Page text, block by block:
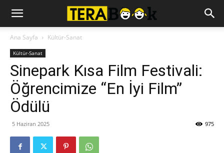
Ana Sayfa Kültür-Sanat
Kültür-Sanat
Sinepark Kısa Film Festivali:
Öğrencimize “En İyi Film”
Ödülü
5 Haziran 2025 975